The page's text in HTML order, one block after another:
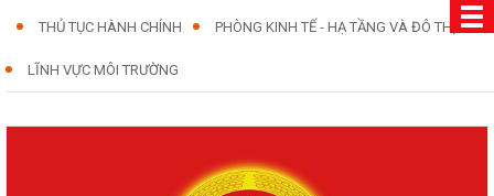
THỦ TỤC HÀNH CHÍNH PHÒNG KINH TẾ - HẠ TẦNG VÀ ĐÔ THỊ
LĨNH VỰC MÔI TRƯỜNG